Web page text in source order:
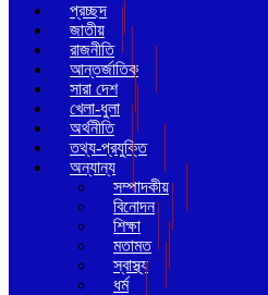
প্রচ্ছদ
জাতীয়
রাজনীতি
আন্তর্জাতিক
সারা দেশ
খেলা-ধুলা
অর্থনীতি
তথ্য-প্রযুক্তি
অন্যান্য
সম্পাদকীয়
বিনোদন
শিক্ষা
মতামত
স্বাস্থ্য
ধর্ম